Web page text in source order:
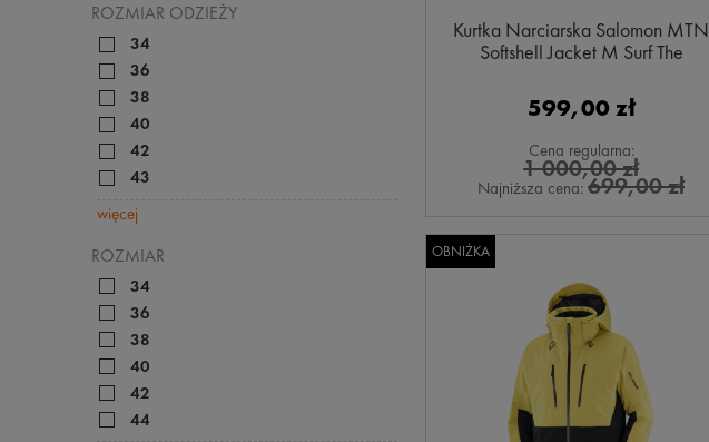
ROZMIAR ODZIEŻY
34
36
38
40
42
43
więcej
ROZMIAR
34
36
38
40
42
44
Kurtka Narciarska Salomon MTN
Softshell Jacket M Surf The
599,00 zł
Cena regularna:
1 000,00 zł
Najniższa cena: 699,00 zł
OBNIŻKA